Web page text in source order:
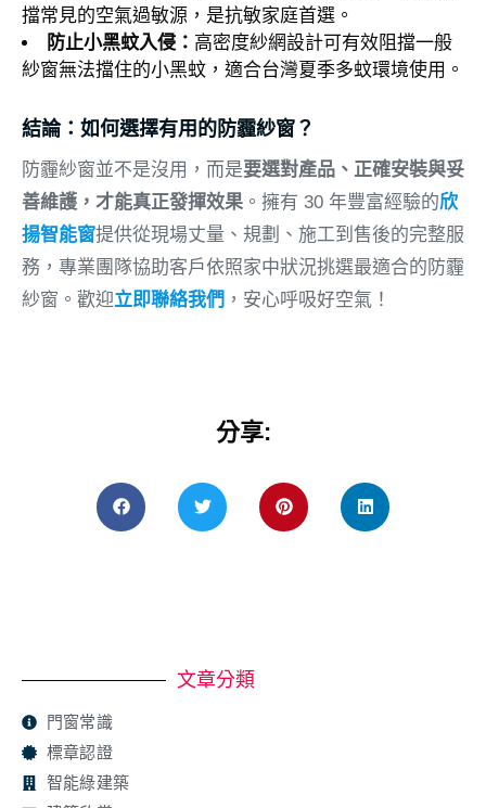
擋常見的空氣過敏源，是抗敏家庭首選。
防止小黑蚊入侵： 高密度紗網設計可有效阻擋一般
紗窗無法擋住的小黑蚊，適合台灣夏季多蚊環境使用。
結論：如何選擇有用的防霾紗窗？
防霾紗窗並不是沒用，而是要選對產品、正確安裝與妥
善維護，才能真正發揮效果 。擁有 30 年豐富經驗的欣
揚智能窗提供從現場丈量、規劃、施工到售後的完整服
務，專業團隊協助客戶依照家中狀況挑選最適合的防霾
紗窗。歡迎立即聯絡我們 ，安心呼吸好空氣！
分享:
文章分類
門窗常識
標章認證
智能綠建築